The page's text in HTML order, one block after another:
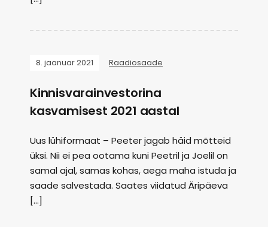
8. jaanuar 2021 Raadiosaade
Kinnisvarainvestorina
kasvamisest 2021 aastal
Uus lühiformaat – Peeter jagab häid mõtteid
üksi. Nii ei pea ootama kuni Peetril ja Joelil on
samal ajal, samas kohas, aega maha istuda ja
saade salvestada. Saates viidatud Äripäeva
[…]